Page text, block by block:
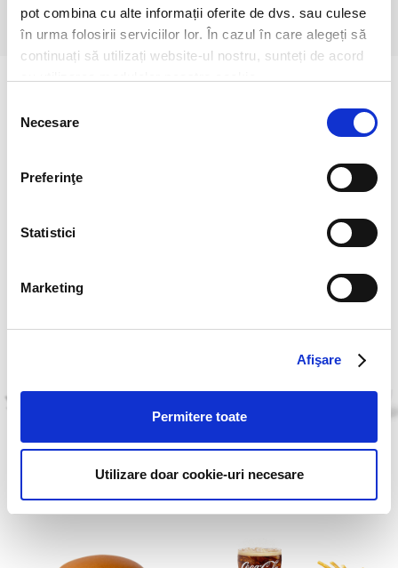
pot combina cu alte informații oferite de dvs. sau culese
în urma folosirii serviciilor lor. În cazul în care alegeți să
continuați să utilizați website-ul nostru, sunteți de acord
consimțământului
Necesare
Preferinţe
Statistici
Marketing
Afişare
Permitere toate
Utilizare doar cookie-uri necesare
Pounder®